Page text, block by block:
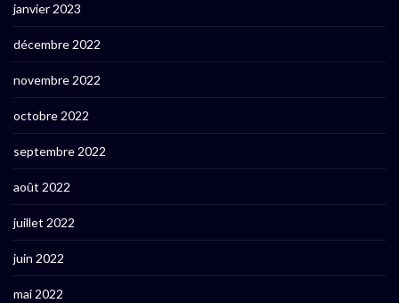
janvier 2023
décembre 2022
novembre 2022
octobre 2022
septembre 2022
août 2022
juillet 2022
juin 2022
mai 2022